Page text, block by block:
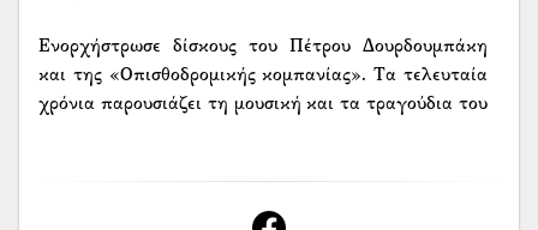
Ενορχήστρωσε δίσκους του Πέτρου Δουρδουμπάκη
και της «Οπισθοδρομικής κομπανίας». Τα τελευταία
χρόνια παρουσιάζει τη μουσική και τα τραγούδια του
αστέρια, με τη Λιζέτα Καλημέρη και τον Κώστα